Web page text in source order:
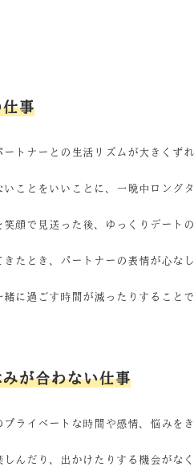
事
トナーとの生活リズムが大きくず
ことをいいことに、一晩中ロング
顔で見送った後、ゆっくりデート
たとき、パートナーの表情が心な
に過ごす時間が減ったりすること
が合わない仕事
ライベートな時間や感情、悩みを
んだり、出かけたりする機会がな